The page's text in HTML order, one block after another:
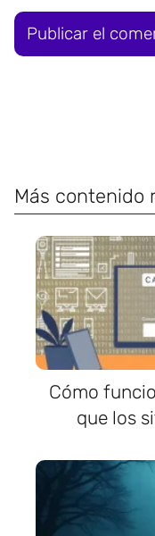
Más contenido
Cómo
que los